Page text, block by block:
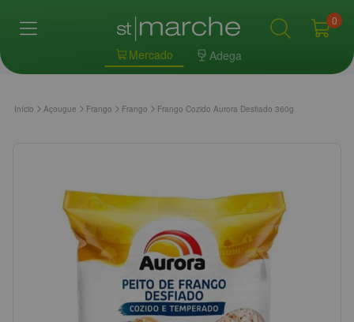
Mercado Adega
0
Início Açougue Frango Frango Frango Cozido Aurora Desfiado 360g